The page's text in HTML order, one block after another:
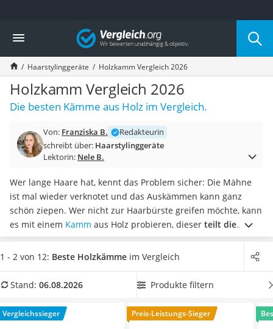
Die beliebtesten Vergleiche nach Kategorie
Drogerie
Inhalator
Haarschneider
Rollator
Braun Rasierer
Katzenklappe (Chip)
Masturbator
Massagepistole
Reisehaartrockner
Eiweißpulver
Magnesiumpräparat
Katzenklappe
Nackenmassagegerät
Zeckenschutz Katze
Philips-Sonicare-Zahnbürste
Mineralfutter Pferd
Massagegerät
Vergleich
Haarstylinggeräte Holzkamm Vergleich 2026
Holzkamm Vergleich 2026
Die besten Kämme aus Holz im Vergleich.
Von: Franziska B.
Redakteurin
schreibt über: Haarstylinggeräte
Lektorin: Nele B.
Wer lange Haare hat, kennt das Problem sicher: Die Mähne
ist mal wieder verknotet und das Auskämmen kann ganz
schön ziepen. Wer nicht zur Haarbürste greifen möchte, kann
es mit einem Kamm aus Holz probieren, dieser teilt die
Haare in Strähnen auf und kann somit leichter
hindurchgleiten, wie Tests im Internet beweisen.
Wählen Sie
Gesamtlänge von mindestens 15 cm oder mehr aufweist,
hier im August 2026 besonders das ModellEqlef Holzkamm
*
mit seinen Eigenschaften.
1 - 2 von 12: Beste Holzkämme im Vergleich
Stand: 06.08.2026 Produkte filtern
Vergleichssieger Preis-Leistungs-Sieger